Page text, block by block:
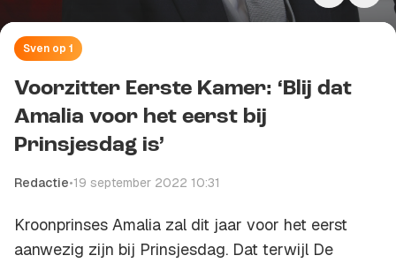
Sven op 1
Voorzitter Eerste Kamer: ‘Blij dat
Amalia voor het eerst bij
Prinsjesdag is’
Redactie•19 september 2022 10:31
Kroonprinses Amalia zal dit jaar voor het eerst
aanwezig zijn bij Prinsjesdag. Dat terwijl De